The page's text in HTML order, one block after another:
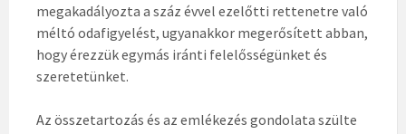
megakadályozta a száz évvel ezelőtti rettenetre való
méltó odafigyelést, ugyanakkor megerősített abban,
hogy érezzük egymás iránti felelősségünket és
szeretetünket.
Az összetartozás és az emlékezés gondolata szülte